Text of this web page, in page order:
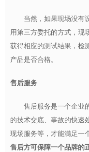
当然，如果现场没有
用第三方委托的方式，现
获得相应的测试结果，检
产品是否合格。
售后服务
售后服务是一个企业
的技术交底、事故的快速
现场服务等，才能满足一
售后方可保障一个品牌的